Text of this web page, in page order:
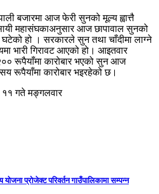
बजारमा आज फेरी सुनको मूल्य ह्वात्तै
महासंघकाअनुसार आज छापावाल सुनको
हो । सरकारले सुन तथा चाँदीमा लाग्ने
भारी गिरावट आएको हो। आइतवार
रूपैयाँमा कारोबार भएको सुन आज
रूपैयाँमा कारोबार भइरहेको छ।
११ गते मङ्गलवार
प्रोजेक्ट परिवर्तन गाउँपालिकामा सम्पन्न